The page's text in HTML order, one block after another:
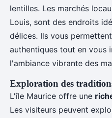
lentilles. Les marchés
Louis, sont des endroits
délices. Ils vous
authentiques tout en vous
l'ambiance vibrante des
Exploration des
L'île Maurice offre une
Les visiteurs peuvent